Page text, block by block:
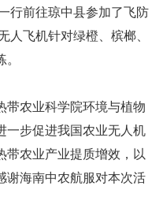
行前往琼中县参加了飞防
人飞机针对绿橙、槟榔、
带农业科学院环境与植物
一步促进我国农业无人机
带农业产业提质增效，以
谢海南中农航服对本次活